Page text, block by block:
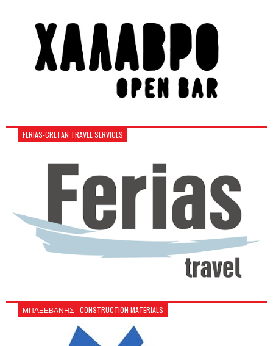
FERIAS-CRETAN TRAVEL SERVICES
ΜΠΑΞΕΒΑΝΗΣ - CONSTRUCTION MATERIALS